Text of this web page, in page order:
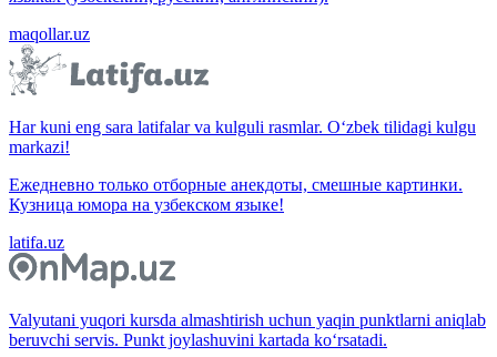
maqollar.uz
Har kuni eng sara latifalar va kulguli rasmlar. O‘zbek tilidagi kulgu
markazi!
Ежедневно только отборные анекдоты, смешные картинки.
Кузница юмора на узбекском языке!
latifa.uz
Valyutani yuqori kursda almashtirish uchun yaqin punktlarni aniqlab
beruvchi servis. Punkt joylashuvini kartada ko‘rsatadi.